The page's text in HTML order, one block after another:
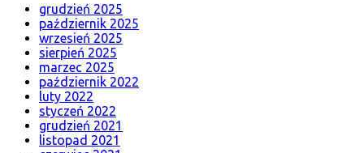
grudzień 2025
październik 2025
wrzesień 2025
sierpień 2025
marzec 2025
październik 2022
luty 2022
styczeń 2022
grudzień 2021
listopad 2021